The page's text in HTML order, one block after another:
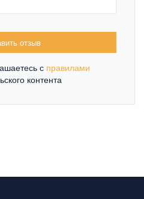
отзыв
c правилами
контента